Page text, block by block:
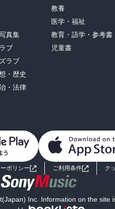
真集
ブ
ラブ
・歴史
・法律
教養
医学・福祉
教育・語学・参考書
児童書
ポリシー ご利用条件 ク
Inc. Information on the site